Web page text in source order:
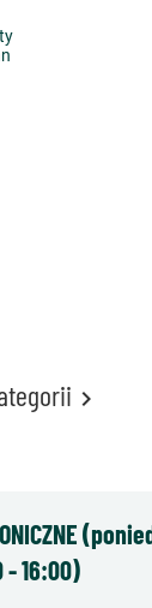

- 16:00)